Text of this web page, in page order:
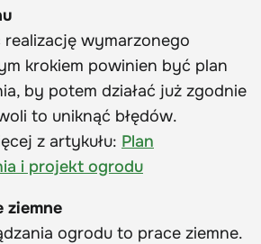
realizację wymarzonego
krokiem powinien być plan
by potem działać już zgodnie
to uniknąć błędów.
z artykułu: Plan
i projekt ogrodu
ziemne
ogrodu to prace ziemne.